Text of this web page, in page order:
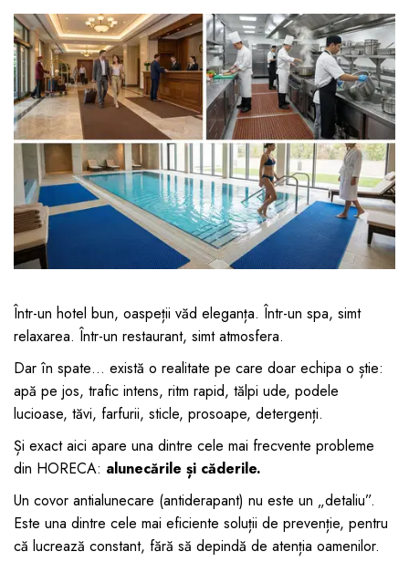
Produse de protecție
mobilier industrial
Bandă avertizare
Cărucioare copii
Accesorii Cărucioare
Set protecții copii
Scaune auto copii
Siguranță auto copii
Tapet protector perete
camera copiilor
Incălzitoare biberoane
copii
mâncare pentru copii
Suzete bebe
Termometre copii
Căști antifonice copii și
dopuri de urechi
Produse îngrijire copii
Igiena copii
Jocuri de familie sau grup
Masinute, avioane,
motociclete
Jocuri de pictura si desen
Jucarii muzicale
Jucării educative copii
Biciclete și Triciclete
Într-un hotel bun, oaspeții văd eleganța. Într-un spa, simt
relaxarea. Într-un restaurant, simt atmosfera.
Dar în spate… există o realitate pe care doar echipa o știe:
apă pe jos, trafic intens, ritm rapid, tălpi ude, podele
lucioase, tăvi, farfurii, sticle, prosoape, detergenți.
Și exact aici apare una dintre cele mai frecvente probleme
din HORECA: alunecările și căderile.
Un covor antialunecare (antiderapant) nu este un „detaliu”.
Este una dintre cele mai eficiente soluții de prevenție, pentru
că lucrează constant, fără să depindă de atenția oamenilor.